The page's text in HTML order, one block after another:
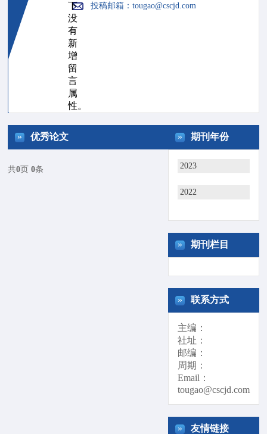
下
没
有
新
增
留
言
属
性。
投稿邮箱： tougao@cscjd.com
» 优秀论文
共0页0条
» 期刊年份
2023
2022
» 期刊栏目
» 联系方式
主编：
社址：
邮编：
周期：
Email：
tougao@cscjd.com
» 友情链接